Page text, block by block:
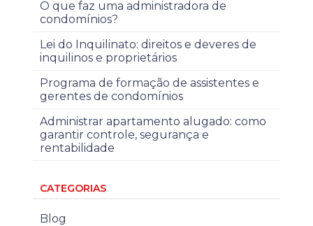
O que faz uma administradora de
condomínios?
Lei do Inquilinato: direitos e deveres de
inquilinos e proprietários
Programa de formação de assistentes e
gerentes de condomínios
Administrar apartamento alugado: como
garantir controle, segurança e
rentabilidade
CATEGORIAS
Blog